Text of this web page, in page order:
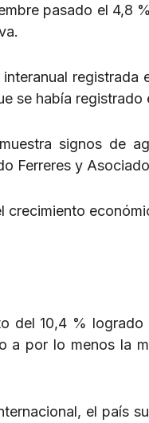
pasado el 4,8
se había
signos de
Ferreres y
crecimiento
del 10,4 %
a por lo menos la
el país